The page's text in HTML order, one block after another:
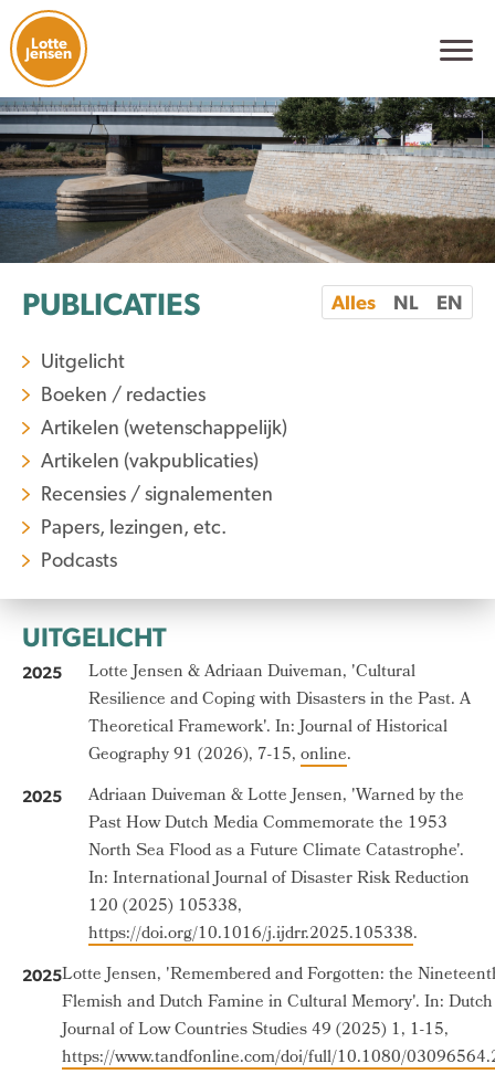
Lotte
Jensen
Alles NL EN
PUBLICATIES
Uitgelicht
Boeken / redacties
Artikelen (wetenschappelijk)
Artikelen (vakpublicaties)
Recensies / signalementen
Papers, lezingen, etc.
Podcasts
UITGELICHT
2025
Lotte Jensen & Adriaan Duiveman, 'Cultural
Resilience and Coping with Disasters in the Past. A
Theoretical Framework'. In: Journal of Historical
Geography 91 (2026), 7-15,online.
2025
Adriaan Duiveman & Lotte Jensen, 'Warned by the
Past How Dutch Media Commemorate the 1953
North Sea Flood as a Future Climate Catastrophe'.
In: International Journal of Disaster Risk Reduction
120 (2025) 105338,
https://doi.org/10.1016/j.ijdrr.2025.105338.
2025Lotte Jensen, 'Remembered and Forgotten: the
Flemish and Dutch Famine in Cultural Memory'. In:
Journal of Low Countries Studies 49 (2025) 1, 1-15,
https://www.tandfonline.com/doi/full/10.1080/